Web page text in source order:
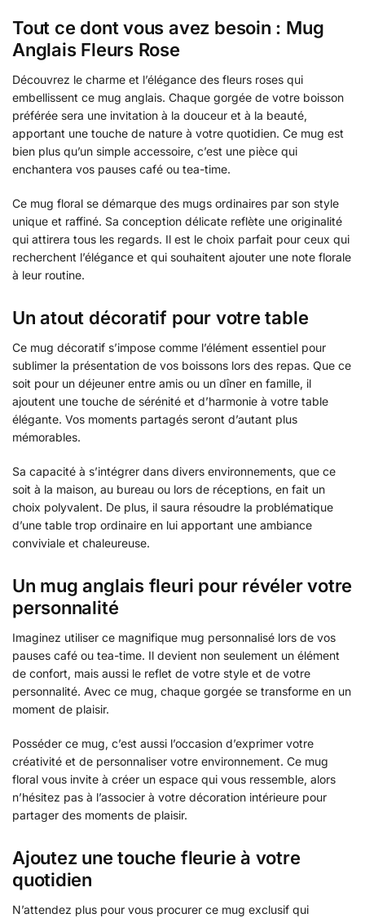
Tout ce dont vous avez besoin : Mug
Anglais Fleurs Rose
Découvrez le charme et l’élégance des fleurs roses qui
embellissent ce mug anglais. Chaque gorgée de votre boisson
préférée sera une invitation à la douceur et à la beauté,
apportant une touche de nature à votre quotidien. Ce mug est
bien plus qu’un simple accessoire, c’est une pièce qui
enchantera vos pauses café ou tea-time.
Ce mug floral se démarque des mugs ordinaires par son style
unique et raffiné. Sa conception délicate reflète une originalité
qui attirera tous les regards. Il est le choix parfait pour ceux qui
recherchent l’élégance et qui souhaitent ajouter une note florale
à leur routine.
Un atout décoratif pour votre table
Ce mug décoratif s’impose comme l’élément essentiel pour
sublimer la présentation de vos boissons lors des repas. Que ce
soit pour un déjeuner entre amis ou un dîner en famille, il
ajoutent une touche de sérénité et d’harmonie à votre table
élégante. Vos moments partagés seront d’autant plus
mémorables.
Sa capacité à s’intégrer dans divers environnements, que ce
soit à la maison, au bureau ou lors de réceptions, en fait un
choix polyvalent. De plus, il saura résoudre la problématique
d’une table trop ordinaire en lui apportant une ambiance
conviviale et chaleureuse.
Un mug anglais fleuri pour révéler votre
personnalité
Imaginez utiliser ce magnifique mug personnalisé lors de vos
pauses café ou tea-time. Il devient non seulement un élément
de confort, mais aussi le reflet de votre style et de votre
personnalité. Avec ce mug, chaque gorgée se transforme en un
moment de plaisir.
Posséder ce mug, c’est aussi l’occasion d’exprimer votre
créativité et de personnaliser votre environnement. Ce mug
floral vous invite à créer un espace qui vous ressemble, alors
n’hésitez pas à l’associer à votre décoration intérieure pour
partager des moments de plaisir.
Ajoutez une touche fleurie à votre
quotidien
N’attendez plus pour vous procurer ce mug exclusif qui